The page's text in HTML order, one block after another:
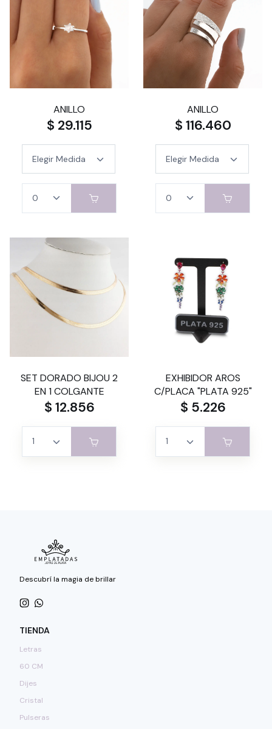
ANILLO
$ 29.115
ANILLO
$ 116.460
SET DORADO BIJOU 2
EN 1 COLGANTE
$ 12.856
EXHIBIDOR AROS
C/PLACA "PLATA 925"
$ 5.226
Descubrí la magia de brillar
TIENDA
Letras
60 CM
Dijes
Cristal
Pulseras